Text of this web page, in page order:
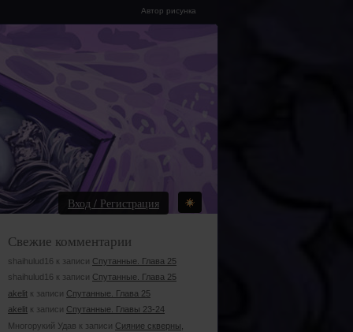
Автор рисунка
Вход / Регистрация
Свежие комментарии
shaihulud16 к записи Спутанные. Глава 25
shaihulud16 к записи Спутанные. Глава 25
akelit к записи Спутанные. Глава 25
akelit к записи Спутанные. Главы 23-24
Многорукий Удав к записи Сияние скверны,